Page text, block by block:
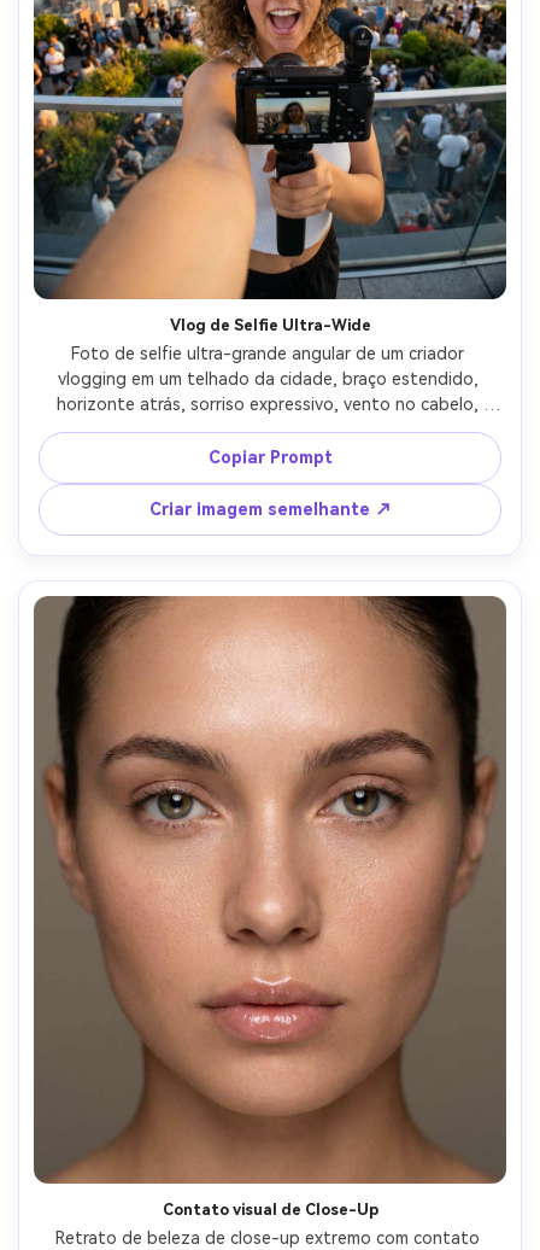
Vlog de Selfie Ultra-Wide
Foto de selfie ultra-grande angular de um criador
vlogging em um telhado da cidade, braço estendido,
horizonte atrás, sorriso expressivo, vento no cabelo,
distorção dinâmica de perspectiva mantida com bom
gosto, pôr do sol brilhante, Sony ZV-E10, lente de 16mm,
f/2.8, alta clareza, cor vibrante mas natural, estilo de
conteúdo social fotorealista-AR 4:5
Copiar Prompt
Criar imagem semelhante ↗
Contato visual de Close-Up
Retrato de beleza de close-up extremo com contato